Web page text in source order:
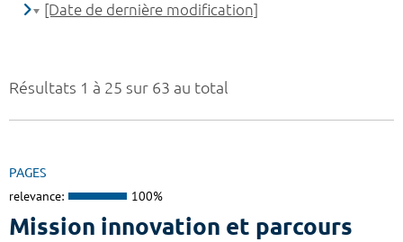
Résultats 1 à 25 sur 63 au total
PAGES
relevance: 100%
Mission innovation et parcours
[Date de dernière modification]